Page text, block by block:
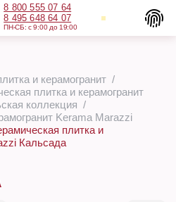
8 800 555 07 64
8 495 648 64 07
ПН-СБ: с 9:00 до 19:00
и керамогранит
плитка и керамогранит
коллекция
Kerama Marazzi
плитка и
Кальсада